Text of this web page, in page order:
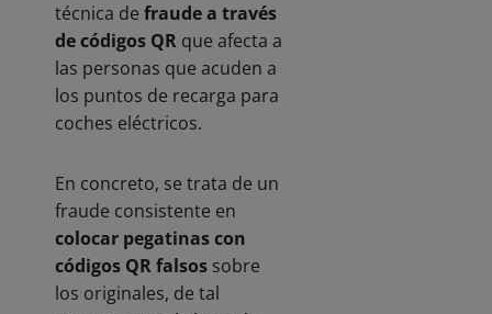
técnica de fraude a través
de códigos QR que afecta a
las personas que acuden a
los puntos de recarga para
coches eléctricos.
En concreto, se trata de un
fraude consistente en
colocar pegatinas con
códigos QR falsos sobre
los originales, de tal